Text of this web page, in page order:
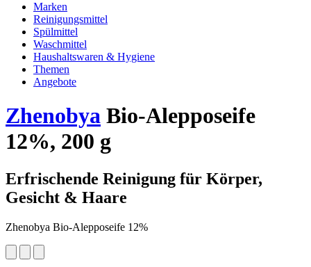
Marken
Reinigungsmittel
Spülmittel
Waschmittel
Haushaltswaren & Hygiene
Themen
Angebote
Zhenobya Bio-Alepposeife
12%, 200 g
Erfrischende Reinigung für Körper,
Gesicht & Haare
Zhenobya Bio-Alepposeife 12%